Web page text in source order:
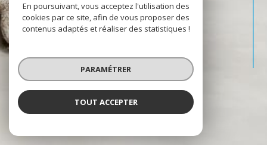
En poursuivant, vous acceptez l'utilisation des
cookies par ce site, afin de vous proposer des
contenus adaptés et réaliser des statistiques !
PARAMÉTRER
TOUT ACCEPTER